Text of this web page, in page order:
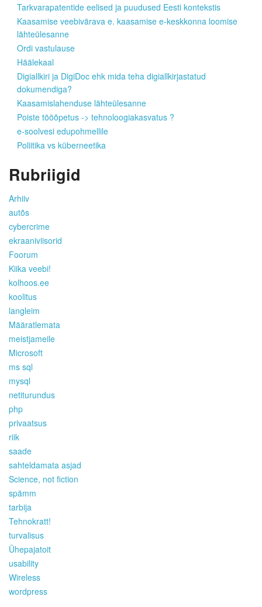
Tarkvarapatentide eelised ja puudused Eesti kontekstis
Kaasamise veebivärava e. kaasamise e-keskkonna loomise
lähteülesanne
Ordi vastulause
Häälekaal
Digiallkiri ja DigiDoc ehk mida teha digiallkirjastatud
dokumendiga?
Kaasamislahenduse lähteülesanne
Poiste tööõpetus -> tehnoloogiakasvatus ?
e-soolvesi edupohmellile
Poliitika vs küberneetika
Rubriigid
Arhiiv
autõs
cybercrime
ekraaniviisorid
Foorum
Kiika veebi!
kolhoos.ee
koolitus
langleim
Määratlemata
meistjameile
Microsoft
ms sql
mysql
netiturundus
php
privaatsus
riik
saade
sahteldamata asjad
Science, not fiction
spämm
tarbija
Tehnokratt!
turvalisus
Ühepajatoit
usability
Wireless
wordpress